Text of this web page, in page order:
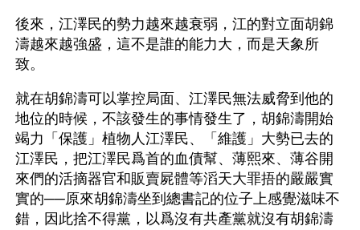
後來，江澤民的勢力越來越衰弱，江的對立面胡錦
濤越來越強盛，這不是誰的能力大，而是天象所
致。
就在胡錦濤可以掌控局面、江澤民無法威脅到他的
地位的時候，不該發生的事情發生了，胡錦濤開始
竭力「保護」植物人江澤民、「維護」大勢已去的
江澤民，把江澤民爲首的血債幫、薄熙來、薄谷開
來們的活摘器官和販賣屍體等滔天大罪捂的嚴嚴實
實的──原來胡錦濤坐到總書記的位子上感覺滋味不
錯，因此捨不得黨，以爲沒有共產黨就沒有胡錦濤